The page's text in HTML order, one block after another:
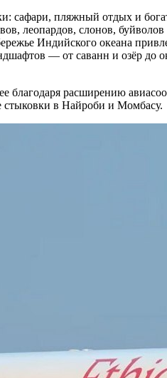
сафари, пляжный отдых и
леопардов, слонов,
Индийского океана
— от саванн и озёр до
благодаря расширению
стыковки в Найроби и Момбасу.